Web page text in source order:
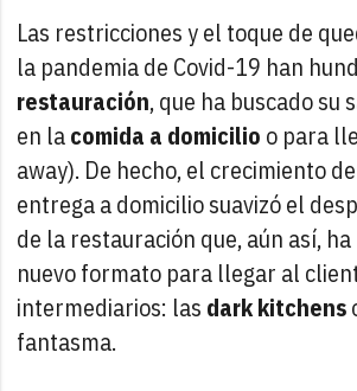
Las restricciones y el toque de
la pandemia de Covid-19 han
restauración, que ha buscado su
en lacomida a domicilio o para
away). De hecho, el crecimiento
entrega a domicilio suavizó el
de la restauración que, aún así,
nuevo formato para llegar al
intermediarios: las dark kitchens
fantasma.